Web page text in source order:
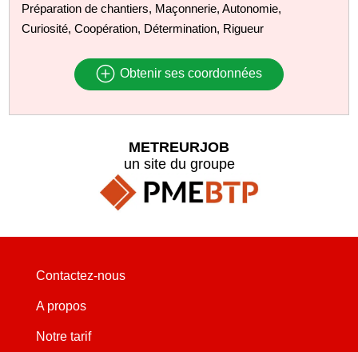
Préparation de chantiers, Maçonnerie, Autonomie,
Curiosité, Coopération, Détermination, Rigueur
Obtenir ses coordonnées
METREURJOB
un site du groupe
Contactez-nous
A propos
Notre tarif